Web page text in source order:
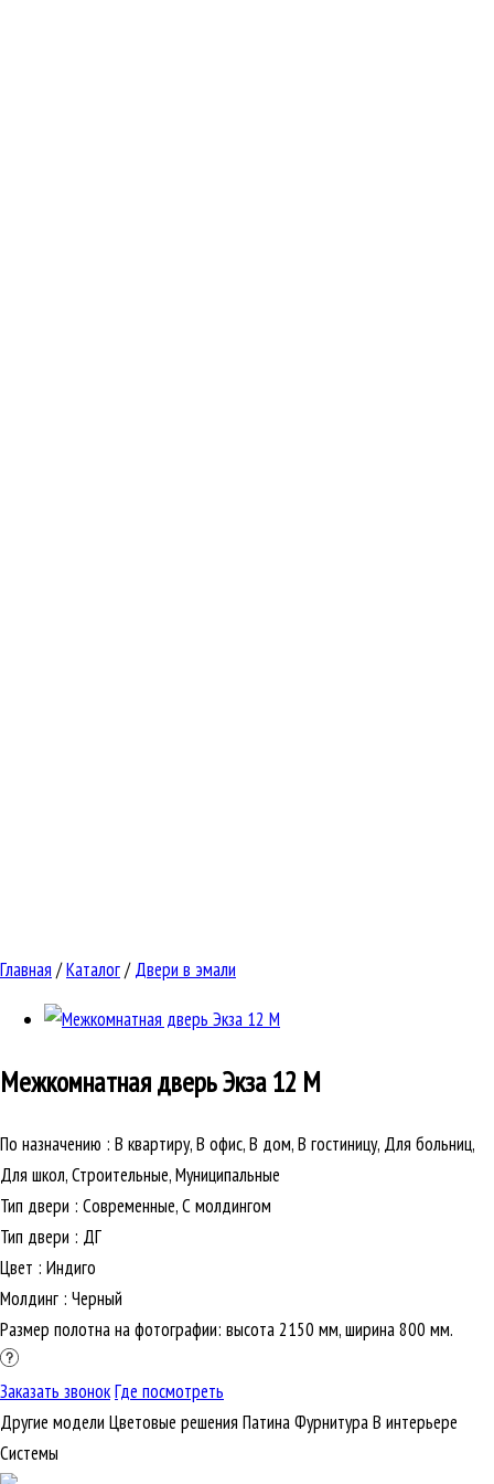
Главная /Каталог/Двери в эмали
Межкомнатная дверьЭкза 12 М
По назначению : В квартиру, В офис, В дом, В гостиницу, Для больниц,
Для школ, Строительные, Муниципальные
Тип двери : Современные, С молдингом
Тип двери : ДГ
Цвет : Индиго
Молдинг : Черный
Размер полотна на фотографии: высота 2150 мм, ширина 800 мм.
Заказать звонокГде посмотреть
Другие модели Цветовые решения ПатинаФурнитураВ интерьере
Cистемы